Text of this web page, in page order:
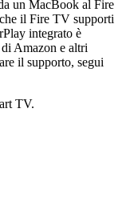
un MacBook al Fire
il Fire TV supporti
integrato è
Amazon e altri
il supporto, segui
TV.